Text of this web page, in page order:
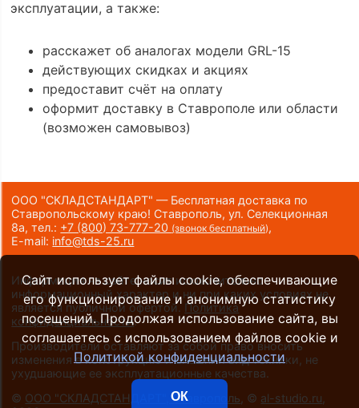
эксплуатации, а также:
расскажет об аналогах модели GRL-15
действующих скидках и акциях
предоставит счёт на оплату
оформит доставку в Ставрополе или области
(возможен самовывоз)
ООО "СКЛАДСТАНДАРТ" — Бесплатная доставка по
Ставропольскому краю! Ставрополь, ул. Селекционная
8а,тел.: +7 (800) 73-777-20 (звонок бесплатный),
E-mail: info@tds-25.ru
Информация на сайте носит исключительно
информационный характер и ни при каких условиях не
является публичной офертой. Политика
конфиденциальности.
Производители оставляют за собой право вносить
изменения в конструкцию и внешний вид техники, не
ухудшающие ее эксплуатационные качества.
© ООО "СКЛАДСТАНДАРТ", Ставрополь, © al-studio.ru,
Сайт использует файлы cookie, обеспечивающие
его функционирование и анонимную статистику
посещений. Продолжая использование сайта, вы
соглашаетесь с использованием файлов cookie и
Политикой конфиденциальности
ОК